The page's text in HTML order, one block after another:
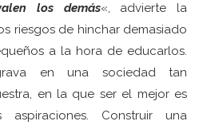
los demás«, advierte la
riesgos de hinchar demasiado
a la hora de educarlos.
en una sociedad tan
en la que ser el mejor es
Construir una